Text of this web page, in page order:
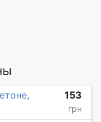
153
грн